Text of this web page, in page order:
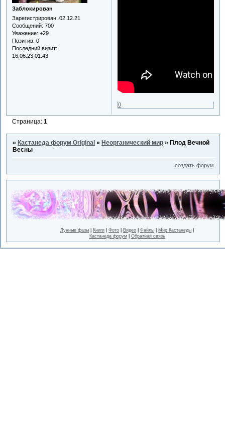
Заблокирован
Зарегистрирован: 02.12.21
Сообщений: 700
Уважение: +29
Позитив: 0
Последний визит:
16.06.23 01:43
0
Страница:1
»Кастанеда форум Original »Неорганический мир »Плод Вечной
Весны
создать форум
Лунные фазы Книги Фото Видео Файлы Мир Кастанеды
Кастанеда форум| Обратная связь